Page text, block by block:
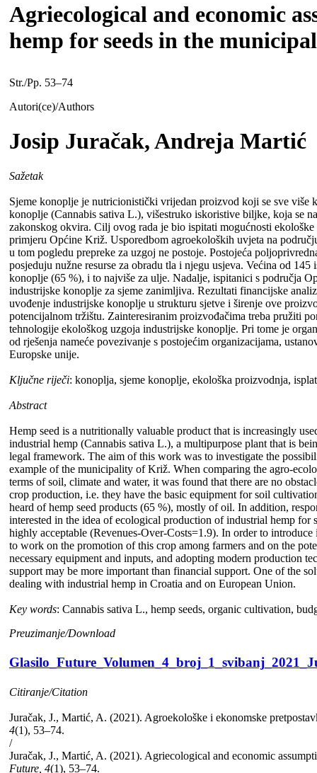
Agriecological and economic
hemp for seeds in the
Str./Pp. 53–74
Autori(ce)/Authors
Josip Juračak, Andreja Martić
Sažetak
Sjeme konoplje je nutricionistički vrijedan proizvod koji se sve
konoplje (Cannabis sativa L.), višestruko iskoristive biljke, koja se
zakonskog okvira. Cilj ovog rada je bio ispitati mogućnosti
primjeru Općine Križ. Usporedbom agroekoloških uvjeta na
u tom pogledu prepreke za uzgoj ne postoje. Postojeća
posjeduju nužne resurse za obradu tla i njegu usjeva. Većina od
konoplje (65 %), i to najviše za ulje. Nadalje, ispitanici s područja
industrijske konoplje za sjeme zanimljiva. Rezultati financijske
uvođenje industrijske konoplje u strukturu sjetve i širenje ove
potencijalnom tržištu. Zainteresiranim proizvođačima treba pružiti
tehnologije ekološkog uzgoja industrijske konoplje. Pri tome je
od rješenja nameće povezivanje s postojećim organizacijama,
Europske unije.
Ključne riječi: konoplja, sjeme konoplje, ekološka proizvodnja,
Abstract
Hemp seed is a nutritionally valuable product that is increasingly
industrial hemp (Cannabis sativa L.), a multipurpose plant that is
legal framework. The aim of this work was to investigate the
example of the municipality of Križ. When comparing the agro-
terms of soil, climate and water, it was found that there are no
crop production, i.e. they have the basic equipment for soil
heard of hemp seed products (65 %), mostly of oil. In addition,
interested in the idea of ecological production of industrial hemp
highly acceptable (Revenues-Over-Costs=1.9). In order to
to work on the promotion of this crop among farmers and on the
necessary equipment and inputs, and adopting modern production
support may be more important than financial support. One of the
dealing with industrial hemp in Croatia and on European Union.
Key words: Cannabis sativa L., hemp seeds, organic cultivation,
Preuzimanje/Download
Citiranje/Citation
Juračak, J., Martić, A. (2021). Agroekološke i ekonomske
4(1), 53–74.
/
Juračak, J., Martić, A. (2021). Agriecological and economic
Future, 4(1), 53–74.